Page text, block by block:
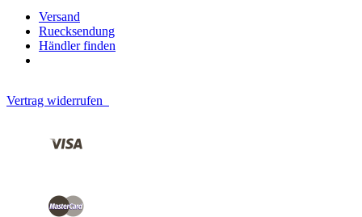
Versand
Ruecksendung
Händler finden
Vertrag widerrufen